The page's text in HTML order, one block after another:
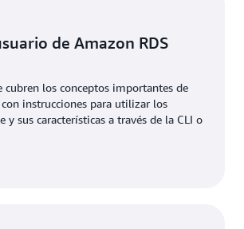
de Amazon RDS
cubren los conceptos importantes de
con instrucciones para utilizar los
y sus características a través de la CLI o